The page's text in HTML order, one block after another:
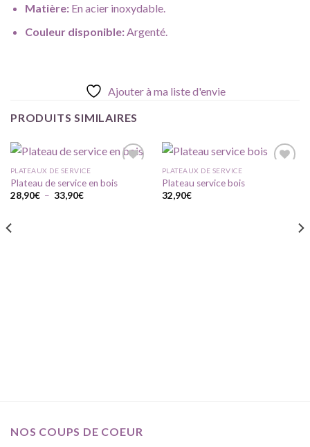
Matière:En acier inoxydable.
Couleur disponible:Argenté.
Ajouter à ma liste d'envie
PRODUITS SIMILAIRES
PLATEAUX DE SERVICE
Plateau de service en bois
28,90€ – 33,90€Plage
PLATEAUX DE SERVICE
Plateau service bois
32,90€
NOS COUPS DE COEUR